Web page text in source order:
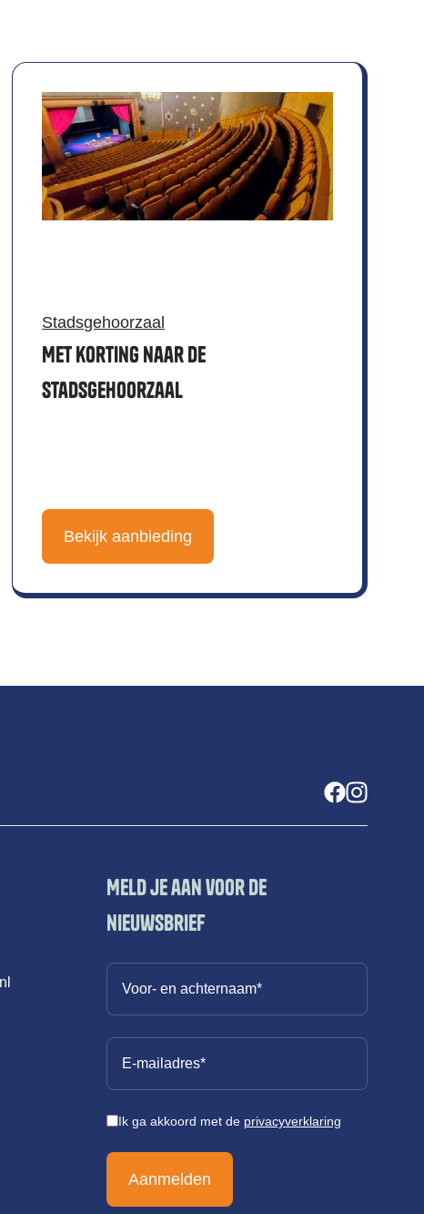
Stadsgehoorzaal
Met korting naar de
Stadsgehoorzaal
Bekijk aanbieding
Meld je aan voor de
nieuwsbrief
Ik ga akkoord met de privacyverklaring
Aanmelden